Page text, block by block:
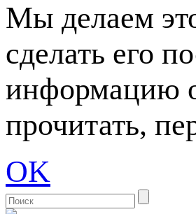
Мы делаем
сделать его
информацию
прочитать,
OK